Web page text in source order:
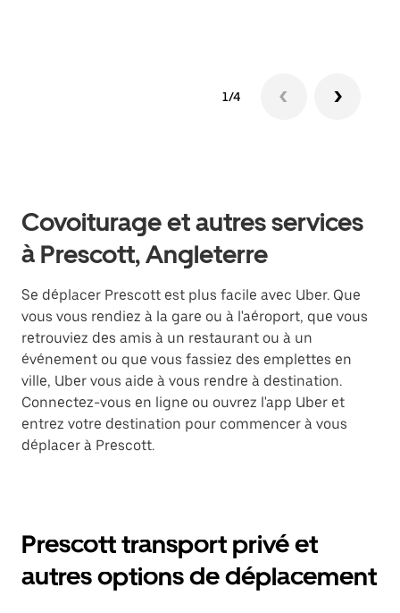
1/4
Covoiturage et autres services
à Prescott, Angleterre
Se déplacer Prescott est plus facile avec Uber. Que
vous vous rendiez à la gare ou à l'aéroport, que vous
retrouviez des amis à un restaurant ou à un
événement ou que vous fassiez des emplettes en
ville, Uber vous aide à vous rendre à destination.
Connectez-vous en ligne ou ouvrez l'app Uber et
entrez votre destination pour commencer à vous
déplacer à Prescott.
Prescott transport privé et
autres options de déplacement